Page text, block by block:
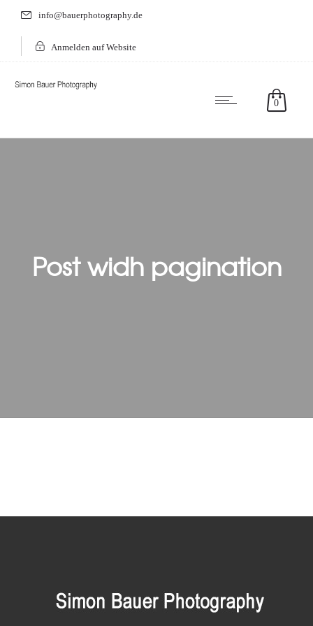
info@bauerphotography.de
Anmelden auf Website
0
Post widh pagination